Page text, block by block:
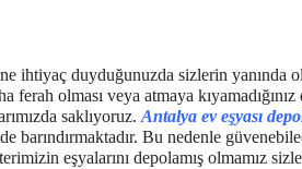
ihtiyaç duyduğunuzda sizlerin yanında
ferah olması veya atmaya kıyamadığınız
saklıyoruz. Antalya ev eşyası
barındırmaktadır. Bu nedenle
eşyalarını depolamış olmamız